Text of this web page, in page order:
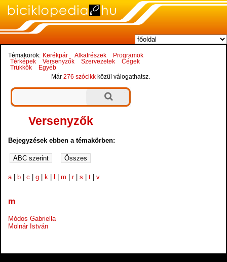
Témakörök: Kerékpár Alkatrészek
Programok
Térképek
Versenyzők Szervezetek
Cégek
Trükkök
Egyéb
Már276 szócikk közül válogathatsz.
Versenyzők
Bejegyzések ebben a témakörben:
a |b |c |g |k |l |m |r|s |t |v
m
Módos Gabriella
Molnár István